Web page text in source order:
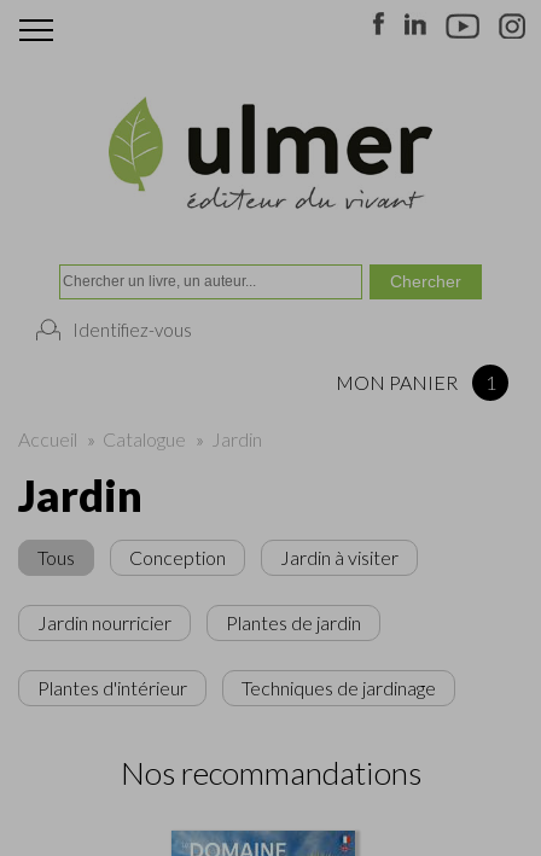
Identifiez-vous
MON PANIER 1
Accueil » Catalogue » Jardin
Jardin
Tous Conception Jardin à visiter
Jardin nourricier Plantes de jardin
Plantes d'intérieur Techniques de jardinage
Nos recommandations